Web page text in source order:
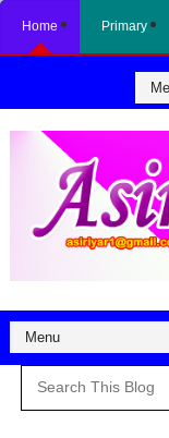
Home Primary